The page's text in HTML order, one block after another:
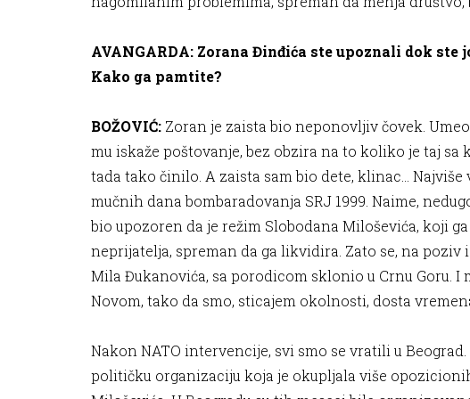
AVANGARDA: Zorana Đinđića ste upoznali dok
Kako ga pamtite?
BOŽOVIĆ: Zoran je zaista bio neponovljiv čovek.
mu iskaže poštovanje, bez obzira na to koliko je taj sa
tada tako činilo. A zaista sam bio dete, klinac…
mučnih dana bombaradovanja SRJ 1999. Naime,
bio upozoren da je režim Slobodana Miloševića, koji
neprijatelja, spreman da ga likvidira. Zato se, na
Mila Đukanovića, sa porodicom sklonio u Crnu Goru. I
Novom, tako da smo, sticajem okolnosti, dosta
Nakon NATO intervencije, svi smo se vratili u
političku organizaciju koja je okupljala više